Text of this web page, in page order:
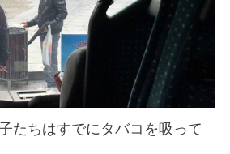
たちはすでにタバコを吸って